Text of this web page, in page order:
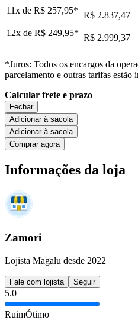
11x de R$ 257,95* R$ 2.837,47
12x de R$ 249,95* R$ 2.999,37
*Juros: Todos os encargos da
parcelamento e outras tarifas estão
Calcular frete e prazo
Fechar
Adicionar à sacola
Adicionar à sacola
Comprar agora
Informações da loja
Zamori
Lojista Magalu desde 2022
Fale com lojista Seguir
5.0
RuimÓtimo